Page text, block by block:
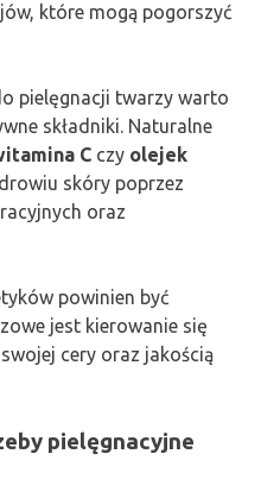
które mogą pogorszyć
pielęgnacji twarzy warto
składniki. Naturalne
C czy olejek
skóry poprzez
oraz
powinien być
jest kierowanie się
cery oraz jakością
pielęgnacyjne